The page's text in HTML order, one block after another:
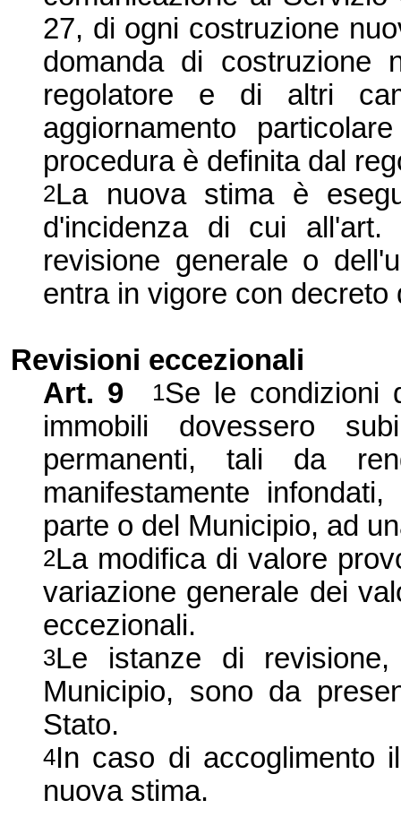
27, di ogni costruzione
domanda di costruzione
regolatore e di altri
aggiornamento
procedura è definita dal
2La nuova stima è
d'incidenza di cui all'art.
revisione generale o
entra in vigore con decreto
Revisioni eccezionali
Art. 9
1Se le condizioni
immobili dovessero
permanenti, tali da
manifestamente
parte o del Municipio, ad
2La modifica di valore
variazione generale dei
eccezionali.
3Le istanze di
Municipio, sono da
Stato.
4In caso di accoglimento
nuova stima.